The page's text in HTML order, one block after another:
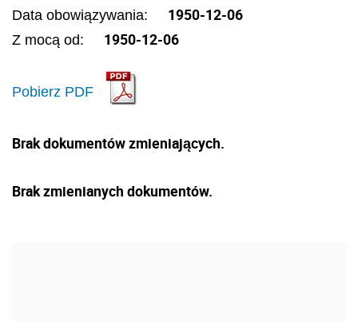
Data obowiązywania: 1950-12-06
Z mocą od: 1950-12-06
Pobierz PDF
Brak dokumentów zmieniających.
Brak zmienianych dokumentów.